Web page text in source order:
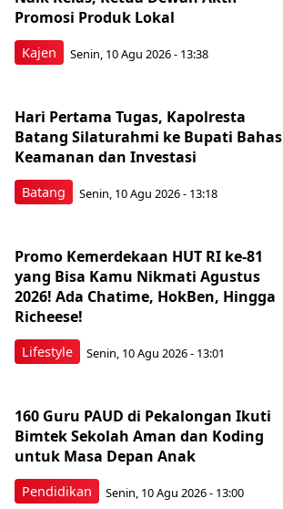
Kajen
Promosi Produk Lokal
Senin, 10 Agu 2026 - 13:38
Batang
Hari Pertama Tugas, Kapolresta
Batang Silaturahmi ke Bupati Bahas
Keamanan dan Investasi
Senin, 10 Agu 2026 - 13:18
Lifestyle
Promo Kemerdekaan HUT RI ke-81
yang Bisa Kamu Nikmati Agustus
2026! Ada Chatime, HokBen, Hingga
Richeese!
Senin, 10 Agu 2026 - 13:01
Pendidikan
160 Guru PAUD di Pekalongan Ikuti
Bimtek Sekolah Aman dan Koding
untuk Masa Depan Anak
Senin, 10 Agu 2026 - 13:00